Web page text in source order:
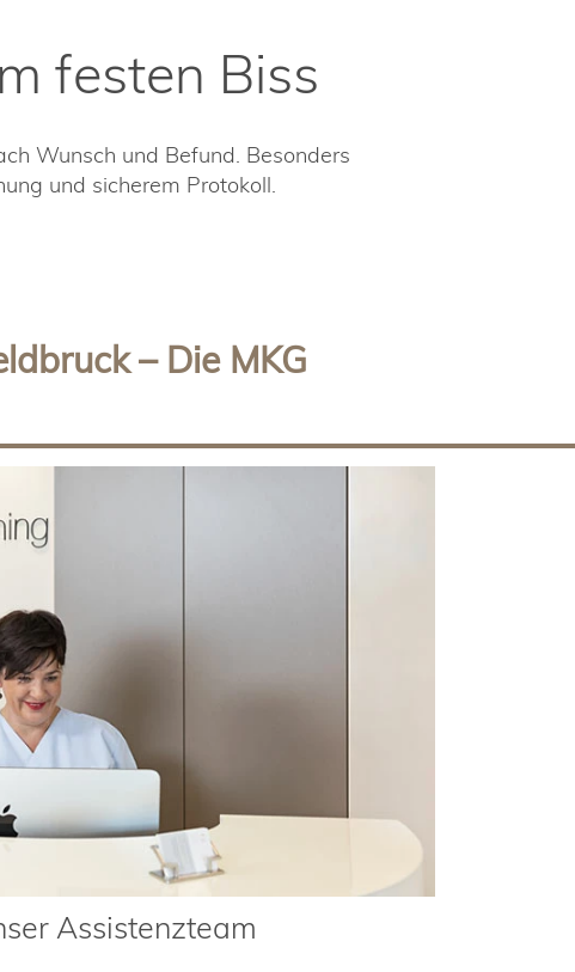
festen Biss
Wunsch und Befund. Besonders
und sicherem Protokoll.
– Die MKG
Assistenzteam